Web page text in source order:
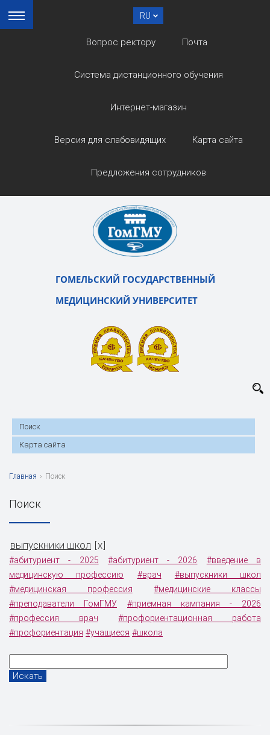
RU
Вопрос ректору Почта
Система дистанционного обучения
Интернет-магазин
Версия для слабовидящих Карта сайта
Предложения сотрудников
ГОМЕЛЬСКИЙ ГОСУДАРСТВЕННЫЙ
МЕДИЦИНСКИЙ УНИВЕРСИТЕТ
Поиск
Карта сайта
Главная › Поиск
Поиск
выпускники школ x
#абитуриент - 2025 #абитуриент - 2026
#введение в
медицинскую профессию
#врач
#выпускники школ
#медицинская профессия
#медицинские классы
#преподаватели ГомГМУ
#приемная кампания - 2026
#профессия врач
#профориентационная работа
#профориентация #учащиеся #школа